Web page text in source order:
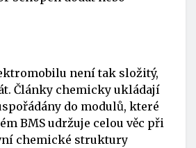
není tak složitý,
Články chemicky ukládají
do modulů, které
BMS udržuje celou věc při
chemické struktury